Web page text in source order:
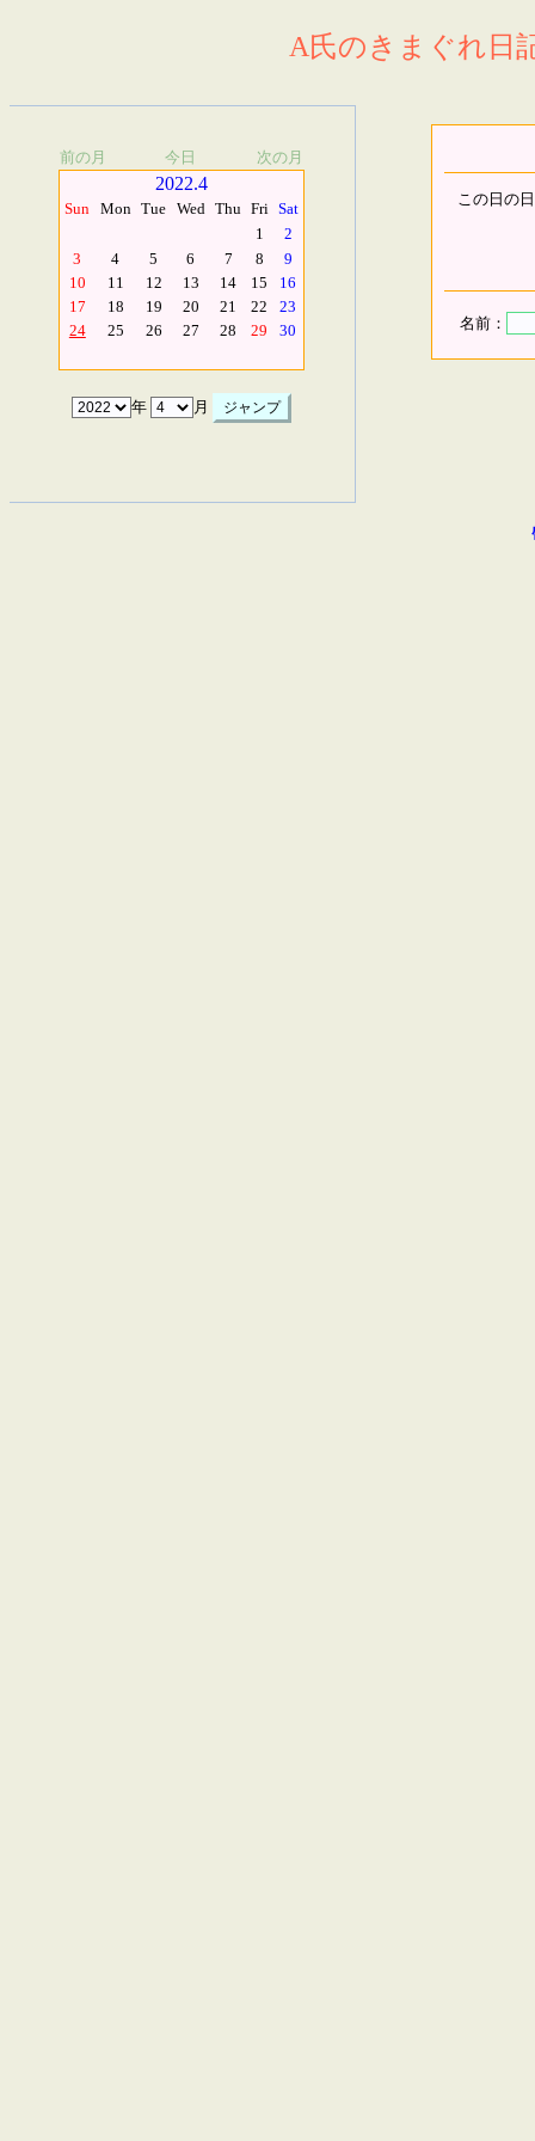
A氏のきまぐれ日
前の月 今日 次の月
2022.4
Sun Mon Tue Wed Thu Fri Sat
1
2
3
4 5 6 7 8
9
10
11 12 13 14 15
16
17
18 19 20 21 22
23
24
25 26 27 28 29 30
年 月
この日の
名前：